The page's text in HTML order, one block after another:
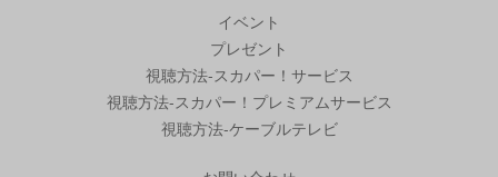
イベント
プレゼント
視聴方法-スカパー！サービス
視聴方法-スカパー！プレミアムサービス
視聴方法-ケーブルテレビ